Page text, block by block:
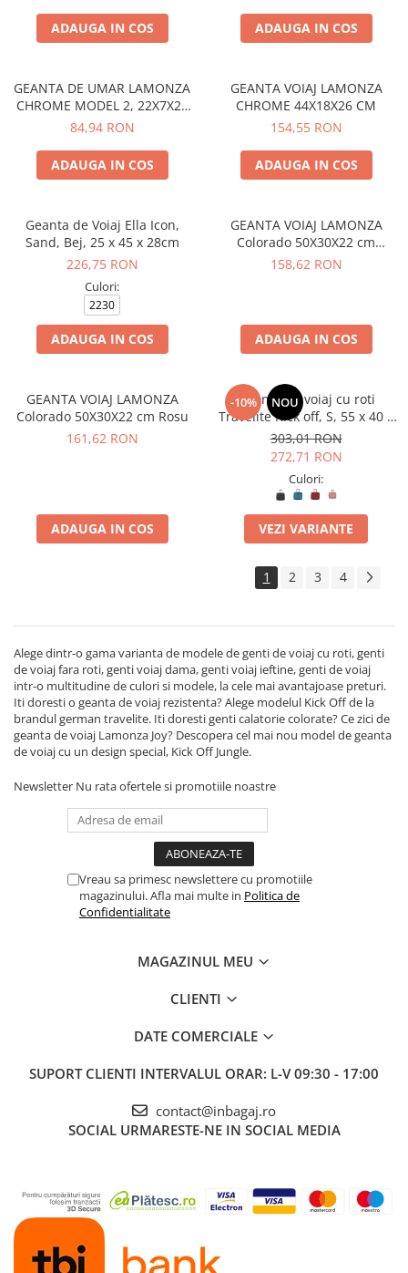
ADAUGA IN COS ADAUGA IN COS
GEANTA DE UMAR LAMONZA
CHROME MODEL 2, 22X7X25
CM, GRI
84,94 RON
ADAUGA IN COS
GEANTA VOIAJ LAMONZA
CHROME 44X18X26 CM
154,55 RON
ADAUGA IN COS
Geanta de Voiaj Ella Icon,
Sand, Bej, 25 x 45 x 28cm
226,75 RON
Culori:
2230
ADAUGA IN COS
GEANTA VOIAJ LAMONZA
Colorado 50X30X22 cm
Albastru
158,62 RON
ADAUGA IN COS
GEANTA VOIAJ LAMONZA
Colorado 50X30X22 cm Rosu
161,62 RON
ADAUGA IN COS
-10% NOU
Geanta de voiaj cu roti
Travelite Kick off, S, 55 x 40 x
20 cm
303,01 RON
272,71 RON
Culori:
VEZI VARIANTE
1 2 3 4
Alege dintr-o gama varianta de modele de genti de voiaj cu roti, genti
de voiaj fara roti, genti voiaj dama, genti voiaj ieftine, genti de voiaj
intr-o multitudine de culori si modele, la cele mai avantajoase preturi.
Iti doresti o geanta de voiaj rezistenta? Alege modelul Kick Off de la
brandul german travelite. Iti doresti genti calatorie colorate? Ce zici de
geanta de voiaj Lamonza Joy? Descopera cel mai nou model de geanta
de voiaj cu un design special, Kick Off Jungle.
Newsletter Nu rata ofertele si promotiile noastre
Vreau sa primesc newslettere cu promotiile
magazinului. Afla mai multe in Politica de
Confidentialitate
MAGAZINUL MEU
CLIENTI
DATE COMERCIALE
SUPORT CLIENTI INTERVALUL ORAR: L-V 09:30 - 17:00
contact@inbagaj.ro
SOCIAL URMARESTE-NE IN SOCIAL MEDIA